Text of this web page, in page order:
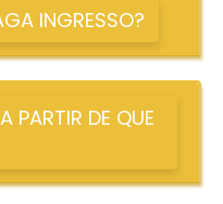
INGRESSO?